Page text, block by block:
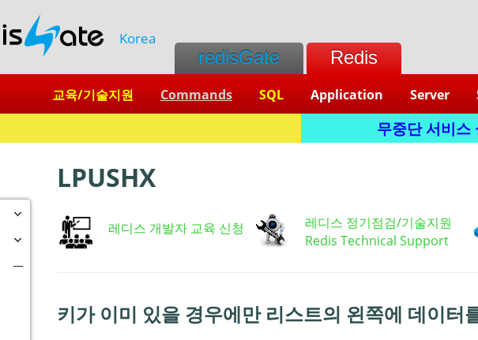
Korea
redisGate Redis
교육/기술지원 Commands SQL Application Server
무중단 서비
LPUSHX
레디스 개발자 교육 신청
레디스 정기점검/기술지원
Redis Technical Support
키가 이미 있을 경우에만 리스트의 왼쪽에 데이터